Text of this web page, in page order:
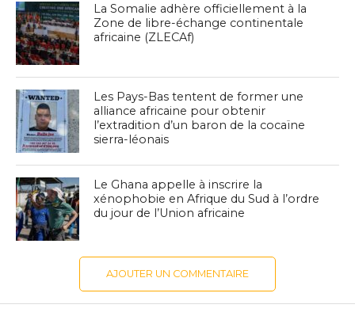
La Somalie adhère officiellement à la
Zone de libre-échange continentale
africaine (ZLECAf)
Les Pays-Bas tentent de former une
alliance africaine pour obtenir
l’extradition d’un baron de la cocaïne
sierra-léonais
Le Ghana appelle à inscrire la
xénophobie en Afrique du Sud à l’ordre
du jour de l’Union africaine
AJOUTER UN COMMENTAIRE